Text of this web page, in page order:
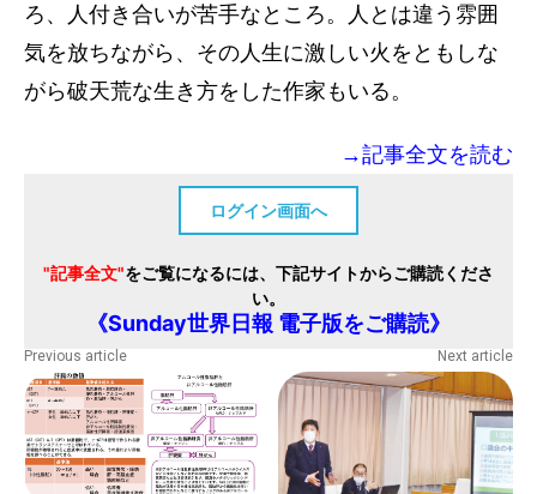
ろ、人付き合いが苦手なところ。人とは違う雰囲
気を放ちながら、その人生に激しい火をともしな
がら破天荒な生き方をした作家もいる。
→記事全文を読む
ログイン画面へ
"記事全文"をご覧になるには、下記サイトからご購読くださ
い。
《Sunday世界日報 電子版をご購読》
Previous article Next article